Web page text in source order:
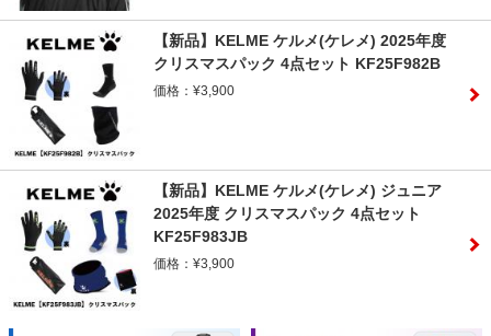
【新品】KELME ケルメ(ケレメ) 2025年度
クリスマスパック 4点セット KF25F982B
価格：¥3,900
【新品】KELME ケルメ(ケレメ) ジュニア
2025年度 クリスマスパック 4点セット
KF25F983JB
価格：¥3,900